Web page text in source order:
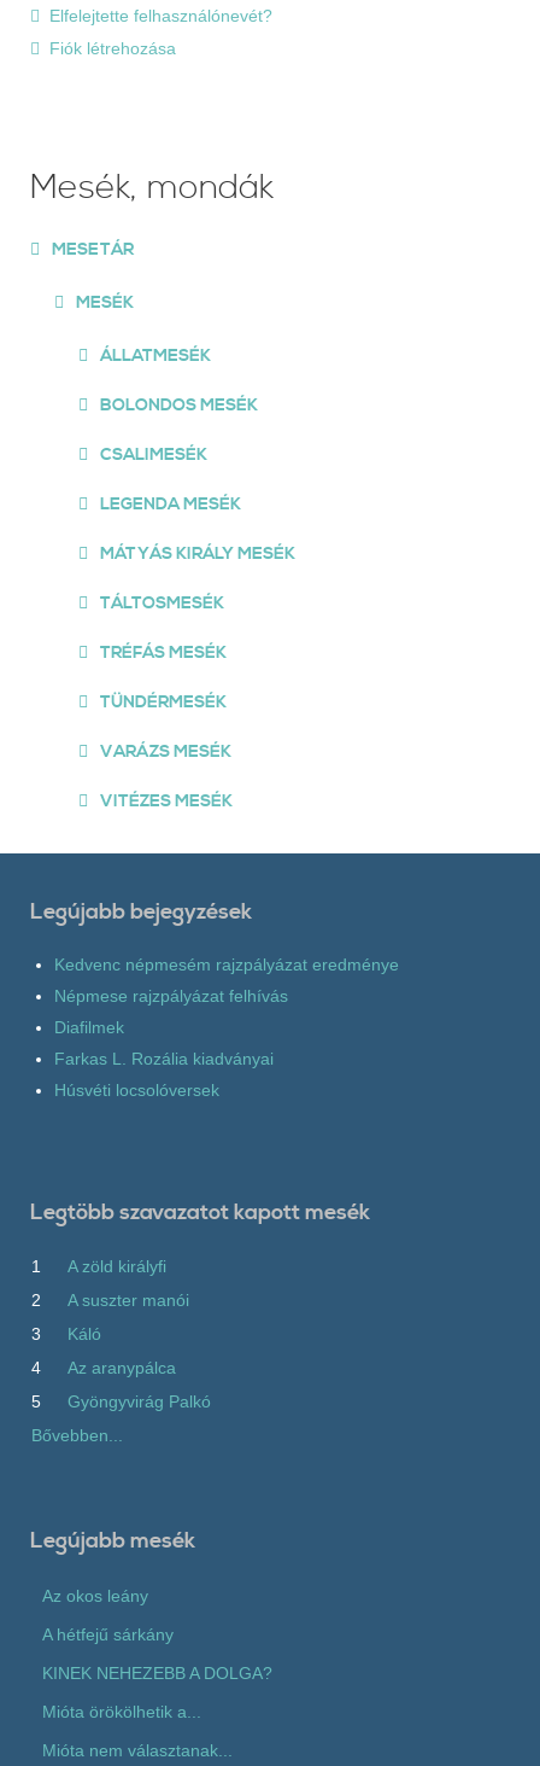
Elfelejtette felhasználónevét?
Fiók létrehozása
Mesék, mondák
MESETÁR
MESÉK
ÁLLATMESÉK
BOLONDOS MESÉK
CSALIMESÉK
LEGENDA MESÉK
MÁTYÁS KIRÁLY MESÉK
TÁLTOSMESÉK
TRÉFÁS MESÉK
TÜNDÉRMESÉK
VARÁZS MESÉK
VITÉZES MESÉK
Legújabb bejegyzések
Kedvenc népmesém rajzpályázat eredménye
Népmese rajzpályázat felhívás
Diafilmek
Farkas L. Rozália kiadványai
Húsvéti locsolóversek
Legtöbb szavazatot kapott mesék
1
A zöld királyfi
2
A suszter manói
3
Káló
4
Az aranypálca
5
Gyöngyvirág Palkó
Bővebben...
Legújabb mesék
Az okos leány
A hétfejű sárkány
KINEK NEHEZEBB A DOLGA?
Mióta örökölhetik a...
Mióta nem választanak...